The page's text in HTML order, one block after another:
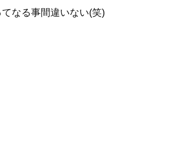
なる事間違いない(笑)